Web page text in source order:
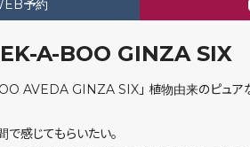
予約
A-BOO GINZA SIX
AVEDA GINZA SIX」 植物由来のピュア
感じてもらいたい。